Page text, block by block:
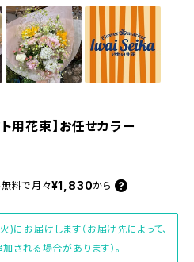
用花束】お任せカラー
料で月々¥1,830から
にお届けします（お届け先によって、
される場合があります）。